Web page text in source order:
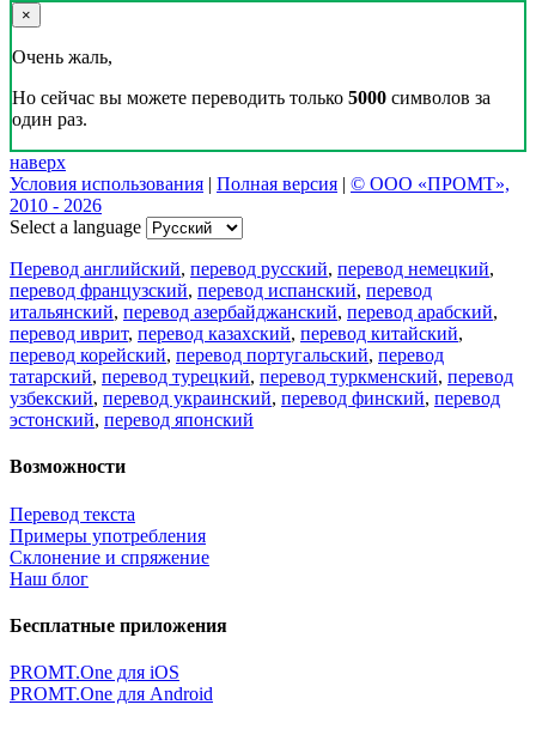
×
Очень жаль,
Но сейчас вы можете переводить только 5000 символов за
один раз.
наверх
Условия использования | Полная версия | © ООО «ПРОМТ»,
2010 - 2026
Select a language
Перевод английский, перевод русский, перевод немецкий,
перевод французский, перевод испанский, перевод
итальянский, перевод азербайджанский, перевод арабский,
перевод иврит, перевод казахский, перевод китайский,
перевод корейский, перевод португальский, перевод
татарский, перевод турецкий, перевод туркменский, перевод
узбекский, перевод украинский, перевод финский, перевод
эстонский, перевод японский
Возможности
Перевод текста
Примеры употребления
Склонение и спряжение
Наш блог
Бесплатные приложения
PROMT.One для iOS
PROMT.One для Android